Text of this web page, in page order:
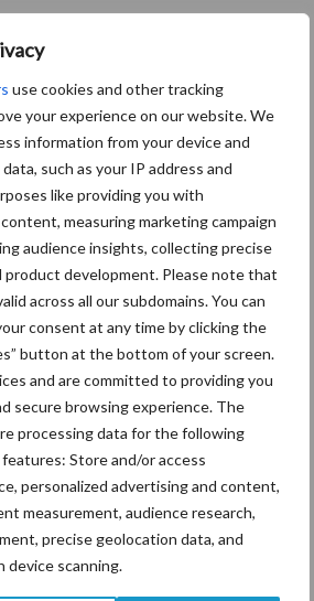
use cookies and other tracking
your experience on our website. We
information from your device and
such as your IP address and
like providing you with
measuring marketing campaign
audience insights, collecting precise
product development. Please note that
across all our subdomains. You can
consent at any time by clicking the
button at the bottom of your screen.
and are committed to providing you
secure browsing experience. The
processing data for the following
Store and/or access
personalized advertising and content,
measurement, audience research,
precise geolocation data, and
scanning.
blijft grillig:
en geopolitiek houden
in de greep
speenhuid: een vaak
risicofactor voor
ziet volume en
groeien in krimpende
markt
praktische tips voor een
levensduur
naar praktische